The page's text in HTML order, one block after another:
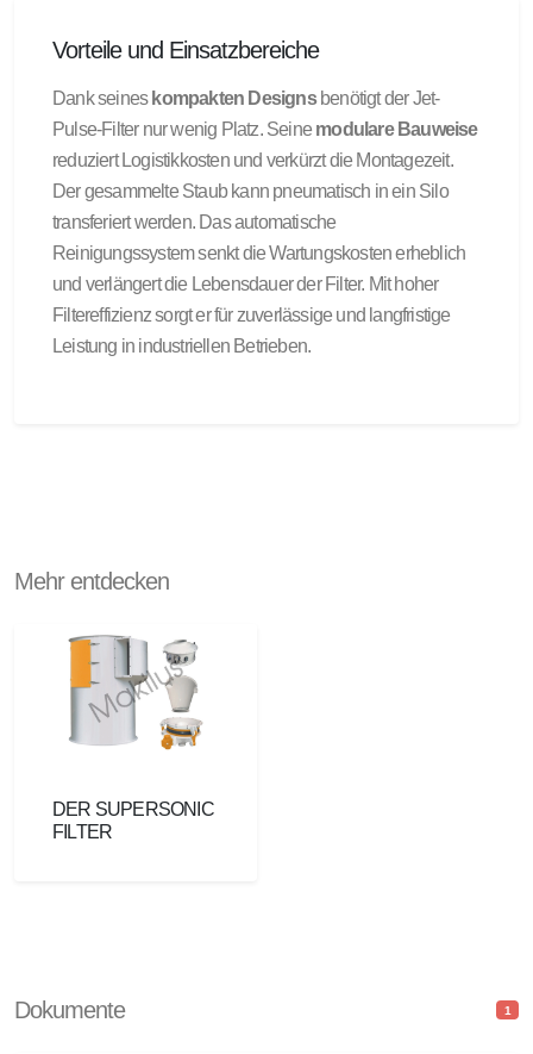
Vorteile und Einsatzbereiche
Dank seines kompakten Designsbenötigt der Jet-
Pulse-Filter nur wenig Platz. Seine modulare Bauweise
reduziert Logistikkosten und verkürzt die Montagezeit.
Der gesammelte Staub kann pneumatisch in ein Silo
transferiert werden. Das automatische
Reinigungssystem senkt die Wartungskosten erheblich
und verlängert die Lebensdauer der Filter. Mit hoher
Filtereffizienz sorgt er für zuverlässige und langfristige
Leistung in industriellen Betrieben.
Mehr entdecken
DER SUPERSONIC
FILTER
Dokumente 1